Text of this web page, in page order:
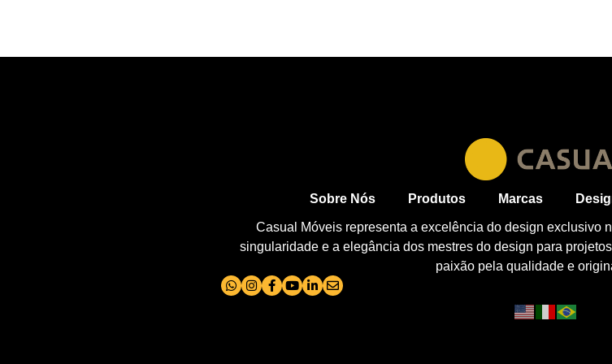
Sobre Nós Produtos Marcas
Casual Móveis representa a excelência do design exclusivo
singularidade e a elegância dos mestres do design para
paixão pela qualidade e